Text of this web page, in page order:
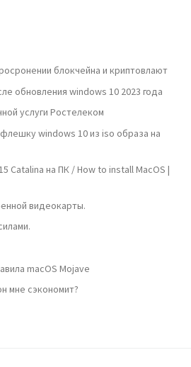
блокчейна и криптовлают
обновления windows 10 2023 года
услуги Ростелеком
windows 10 из iso образа на
Catalina на ПК / How to install MacOS |
видеокарты.
macOS Mojave
мне сэкономит?